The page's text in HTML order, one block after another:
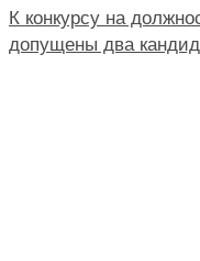
К конкурсу на
допущены два